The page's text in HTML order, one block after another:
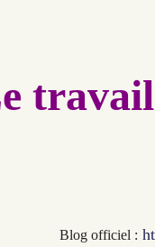
Blog officiel :